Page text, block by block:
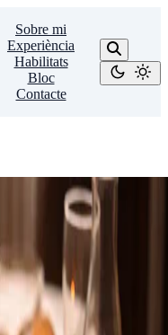
Sobre mi
Experiència
Habilitats
Bloc
Contacte
les millors idees
en un document. Neixen
la sobretaula.